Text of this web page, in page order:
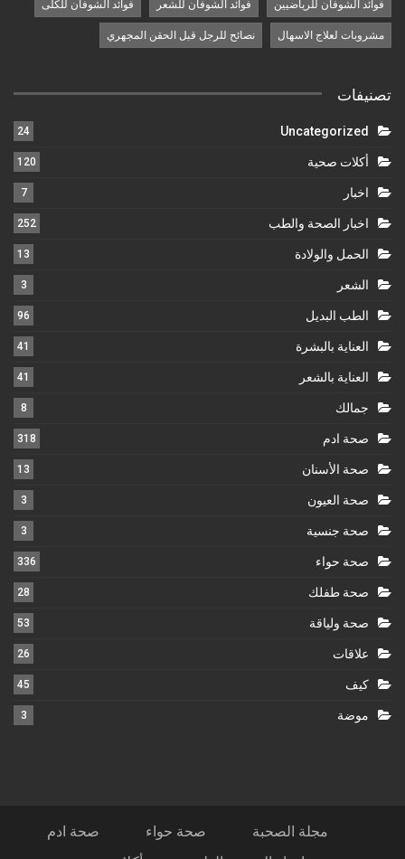
فوائد الشوفان للرياضيين فوائد الشوفان للشعر فوائد الشوفان للكلى
مشروبات لعلاج الاسهال نصائح للرجل قبل الحقن المجهري
تصنيفات
Uncategorized
24
أكلات صحية 120
اخبار 7
اخبار الصحة والطب 252
الحمل والولادة 13
الشعر 3
الطب البديل 96
العناية بالبشرة 41
العناية بالشعر 41
جمالك 8
صحة ادم 318
صحة الأسنان 13
صحة العيون 3
صحة جنسية 3
صحة حواء 336
صحة طفلك 28
صحة ولياقة 53
علاقات 26
كيف 45
موضة 3
مجلة الصحبة صحة حواء
صحة ادم